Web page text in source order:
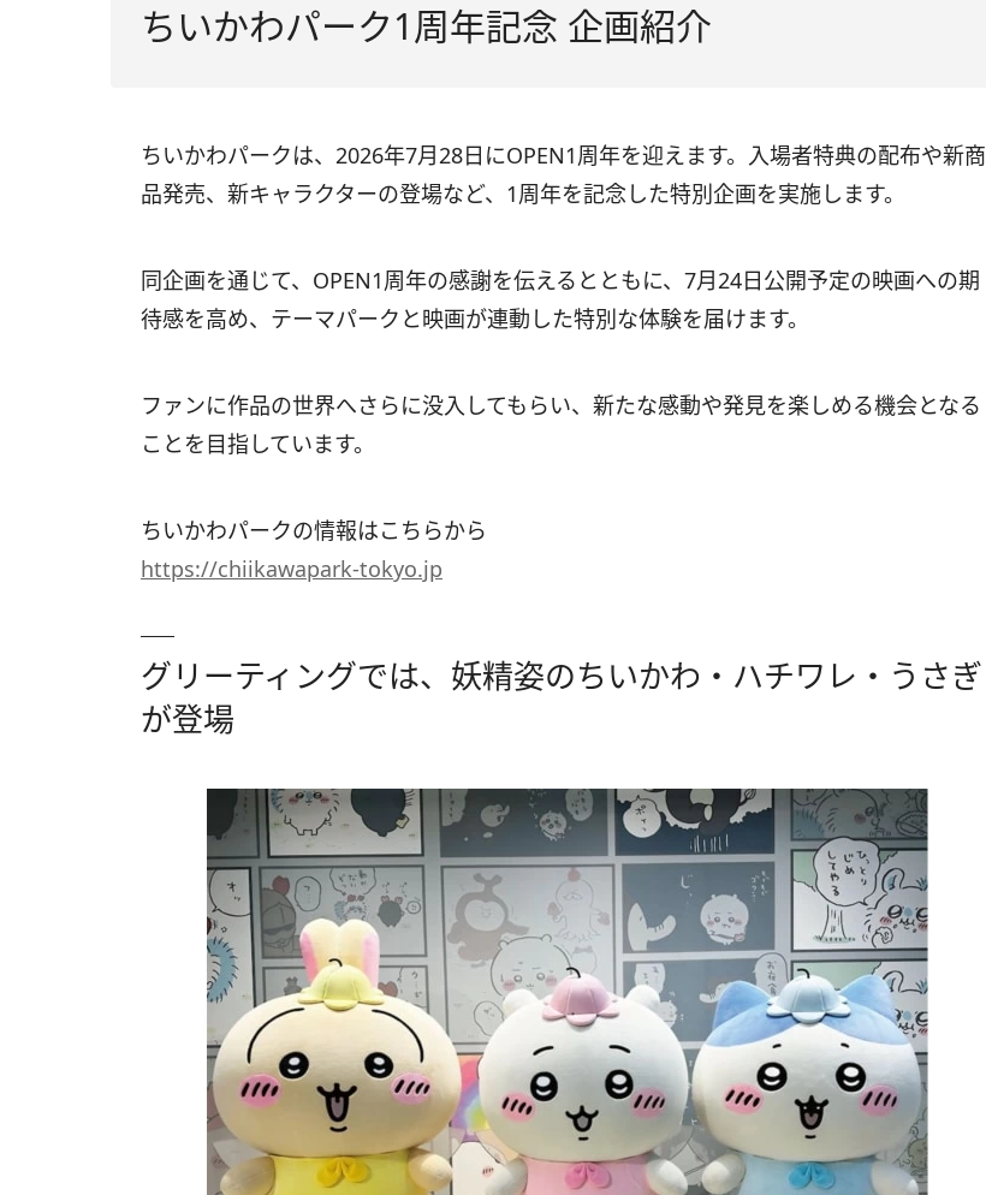
ちいかわパーク1周年記念 企画紹介
ちいかわパークは、2026年7月28日にOPEN1周年を迎えます。入場者特典の配布や新商
品発売、新キャラクターの登場など、1周年を記念した特別企画を実施します。
同企画を通じて、OPEN1周年の感謝を伝えるとともに、7月24日公開予定の映画への期
待感を高め、テーマパークと映画が連動した特別な体験を届けます。
ファンに作品の世界へさらに没入してもらい、新たな感動や発見を楽しめる機会となる
ことを目指しています。
ちいかわパークの情報はこちらから
https://chiikawapark-tokyo.jp
グリーティングでは、妖精姿のちいかわ・ハチワレ・うさぎ
が登場